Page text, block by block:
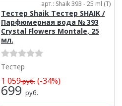
арт.: Shaik 393 - 25 ml (T)
Тестер Shaik Тестер SHAIK /
Парфюмерная вода № 393
Crystal Flowers Montale, 25
мл.
Тестер
1 059руб.(-34%)
699 руб.